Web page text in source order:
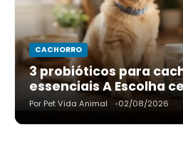
CACHORRO
3 probióticos para
essenciais A Escolha
Por Pet Vida Animal 02/08/2026